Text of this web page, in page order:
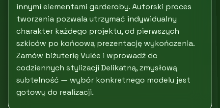
innymi elementami garderoby. Autorski proces
tworzenia pozwala utrzymać indywidualny
charakter każdego projektu, od pierwszych
szkiców po końcową prezentację wykończenia.
Zamów biżuterię Vulée i wprowadź do
codziennych stylizacji Delikatną, zmysłową
subtelność — wybór konkretnego modelu jest
gotowy do realizacji.